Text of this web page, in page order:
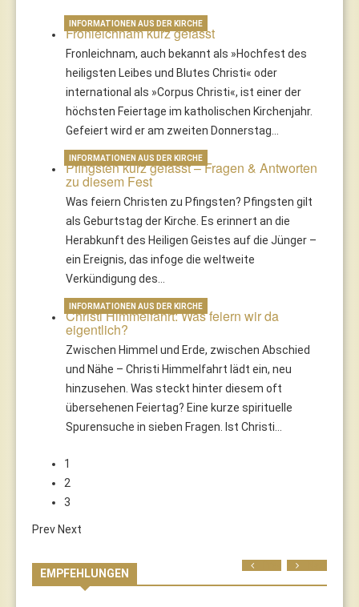
Fronleichnam kurz gefasst
Fronleichnam, auch bekannt als »Hochfest des
heiligsten Leibes und Blutes Christi« oder
international als »Corpus Christi«, ist einer der
höchsten Feiertage im katholischen Kirchenjahr.
Gefeiert wird er am zweiten Donnerstag…
INFORMATIONEN AUS DER KIRCHE
Pfingsten kurz gefasst – Fragen & Antworten
zu diesem Fest
Was feiern Christen zu Pfingsten? Pfingsten gilt
als Geburtstag der Kirche. Es erinnert an die
Herabkunft des Heiligen Geistes auf die Jünger –
ein Ereignis, das infoge die weltweite
Verkündigung des…
INFORMATIONEN AUS DER KIRCHE
Christi Himmelfahrt: Was feiern wir da
eigentlich?
Zwischen Himmel und Erde, zwischen Abschied
und Nähe – Christi Himmelfahrt lädt ein, neu
hinzusehen. Was steckt hinter diesem oft
übersehenen Feiertag? Eine kurze spirituelle
Spurensuche in sieben Fragen. Ist Christi…
INFORMATIONEN AUS DER KIRCHE
1
2
3
Prev Next
EMPFEHLUNGEN